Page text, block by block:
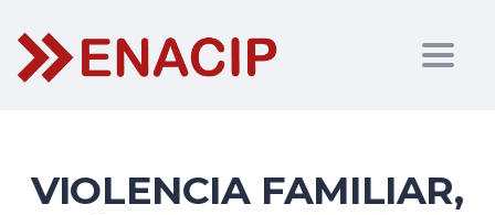
VIOLENCIA FAMILIAR,